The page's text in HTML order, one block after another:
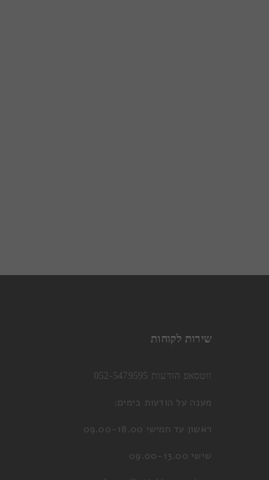
שירות לקוחות
ווטסאפ הודעות 052-5479595
מענה על הודעות בימים:
ראשון עד חמישי 09.00-18.00
שישי 09.00-13.00